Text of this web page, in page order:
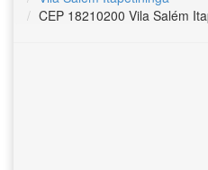
CEP 18210200 Vila Salém